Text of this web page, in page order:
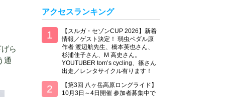
ら
通
アクセスランキング
【スルガ・セゾンCUP 2026】新着
情報／ゲスト決定！ 弱虫ペダル原
作者 渡辺航先生、橋本英也さん、
杉浦佳子さん、M 高史さん。
YOUTUBER tom’s cycling、篠さん
出走／レンタサイクル有ります！
【第3回 八ヶ岳高原ロングライド】
10月3日～4日開催 参加者募集中で